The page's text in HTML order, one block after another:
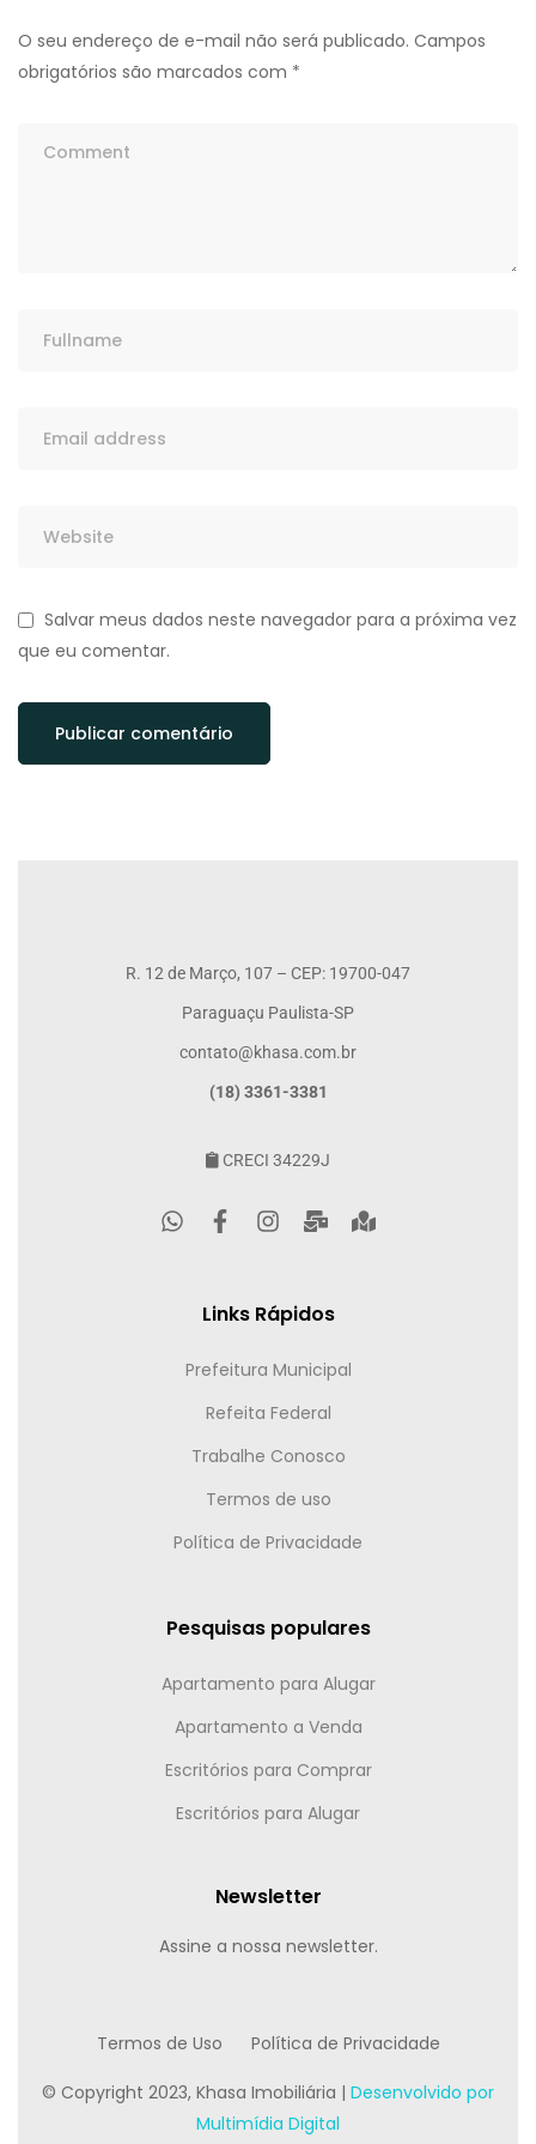
O seu endereço de e-mail não será publicado. Campos
obrigatórios são marcados com *
Salvar meus dados neste navegador para a próxima vez
que eu comentar.
R. 12 de Março, 107 – CEP: 19700-047
Paraguaçu Paulista-SP
contato@khasa.com.br
(18) 3361-3381
CRECI 34229J
Links Rápidos
Prefeitura Municipal
Refeita Federal
Trabalhe Conosco
Termos de uso
Política de Privacidade
Pesquisas populares
Apartamento para Alugar
Apartamento a Venda
Escritórios para Comprar
Escritórios para Alugar
Newsletter
Assine a nossa newsletter.
Termos de Uso Política de Privacidade
© Copyright 2023, Khasa Imobiliária | Desenvolvido por
Multimídia Digital